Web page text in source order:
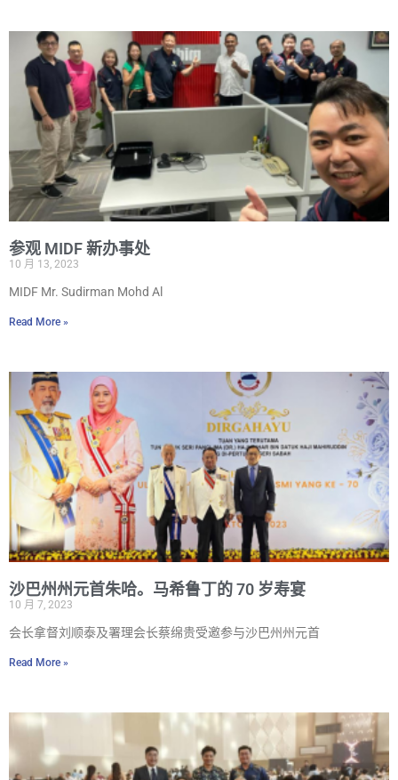
参观 MIDF 新办事处
10 月 13, 2023
MIDF Mr. Sudirman Mohd Al
Read More »
沙巴州州元首朱哈。马希鲁丁的 70 岁寿宴
10 月 7, 2023
会长拿督刘顺泰及署理会长蔡绵贵受邀参与沙巴州州元首
Read More »